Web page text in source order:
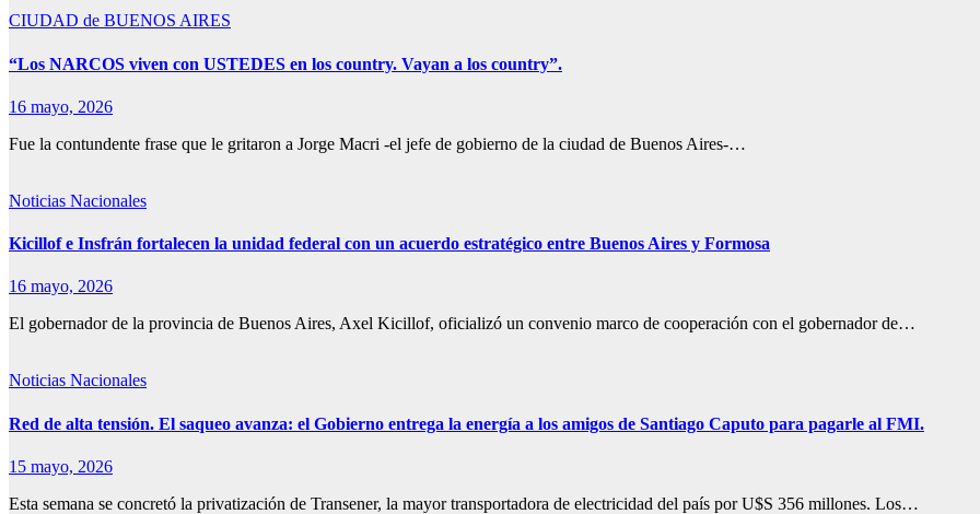
CIUDAD de BUENOS AIRES
“Los NARCOS viven con USTEDES en los country. Vayan a los country”.
16 mayo, 2026
Fue la contundente frase que le gritaron a Jorge Macri -el jefe de gobierno de la ciudad de Buenos Aires-…
Noticias Nacionales
Kicillof e Insfrán fortalecen la unidad federal con un acuerdo estratégico entre Buenos Aires y Formosa
16 mayo, 2026
El gobernador de la provincia de Buenos Aires, Axel Kicillof, oficializó un convenio marco de cooperación con el gobernador de…
Noticias Nacionales
Red de alta tensión. El saqueo avanza: el Gobierno entrega la energía a los amigos de Santiago Caputo para pagarle al FMI.
15 mayo, 2026
Esta semana se concretó la privatización de Transener, la mayor transportadora de electricidad del país por U$S 356 millones. Los…